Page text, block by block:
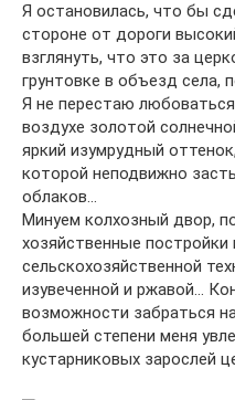
Я остановилась, что бы
стороне от дороги
взглянуть, что это за
грунтовке в объезд села,
Я не перестаю
воздухе золотой
яркий изумрудный
которой неподвижно
облаков…
Минуем колхозный двор,
хозяйственные
сельскохозяйственной
изувеченной и ржавой…
возможности забраться
большей степени меня
кустарниковых зарослей